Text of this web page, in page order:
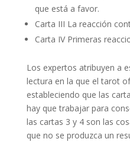
que está a favor.
Carta III La reacción
Carta IV Primeras
Los expertos atribuyen a
lectura en la que el tarot
estableciendo que las
hay que trabajar para
las cartas 3 y 4 son las
que no se produzca un